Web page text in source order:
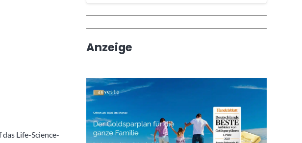
Life-Science-
Wochenrückblick
Trendthemen
Anzeige